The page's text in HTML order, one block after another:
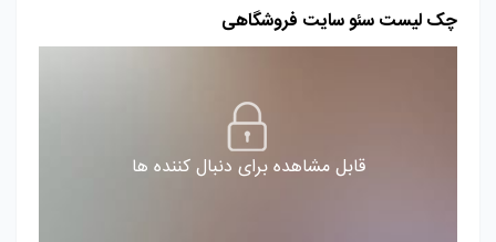
چک لیست سئو سایت فروشگاهی
قابل مشاهده برای دنبال کننده ها